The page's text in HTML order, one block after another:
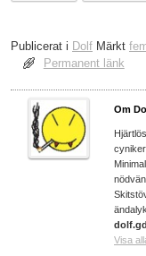
Publicerat i Dolf Märkt
Permanent länk
Om
Visa